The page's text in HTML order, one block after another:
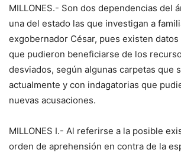
MILLONES.- Son dos dependencias del
una del estado las que investigan a
exgobernador César, pues existen datos
que pudieron beneficiarse de los
desviados, según algunas carpetas que
actualmente y con indagatorias que
nuevas acusaciones.
MILLONES I.- Al referirse a la posible
orden de aprehensión en contra de la